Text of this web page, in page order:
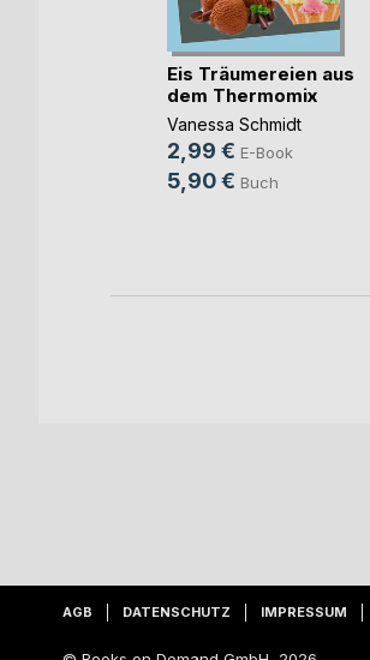
Eis Träumereien aus
dem Thermomix
Vanessa Schmidt
2,99 € E-Book
5,90 € Buch
AGB DATENSCHUTZ IMPRESSUM